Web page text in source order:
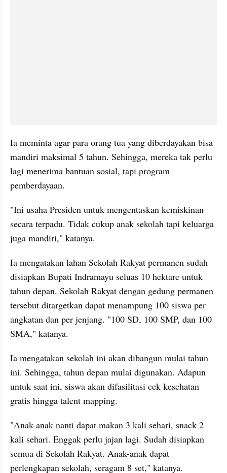
Ia meminta agar para orang tua yang diberdayakan bisa
mandiri maksimal 5 tahun. Sehingga, mereka tak perlu
lagi menerima bantuan sosial, tapi program
pemberdayaan.
"Ini usaha Presiden untuk mengentaskan kemiskinan
secara terpadu. Tidak cukup anak sekolah tapi keluarga
juga mandiri," katanya.
Ia mengatakan lahan Sekolah Rakyat permanen sudah
disiapkan Bupati Indramayu seluas 10 hektare untuk
tahun depan. Sekolah Rakyat dengan gedung permanen
tersebut ditargetkan dapat menampung 100 siswa per
angkatan dan per jenjang. "100 SD, 100 SMP, dan 100
SMA," katanya.
Ia mengatakan sekolah ini akan dibangun mulai tahun
ini. Sehingga, tahun depan mulai digunakan. Adapun
untuk saat ini, siswa akan difasilitasi cek kesehatan
gratis hingga talent mapping.
"Anak-anak nanti dapat makan 3 kali sehari, snack 2
kali sehari. Enggak perlu jajan lagi. Sudah disiapkan
semua di Sekolah Rakyat. Anak-anak dapat
perlengkapan sekolah, seragam 8 set," katanya.